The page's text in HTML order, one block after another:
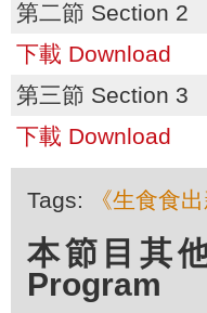
第二節 Section 2
下載 Download
第三節 Section 3
下載 Download
Tags: 《生食食出
本節目其
Program